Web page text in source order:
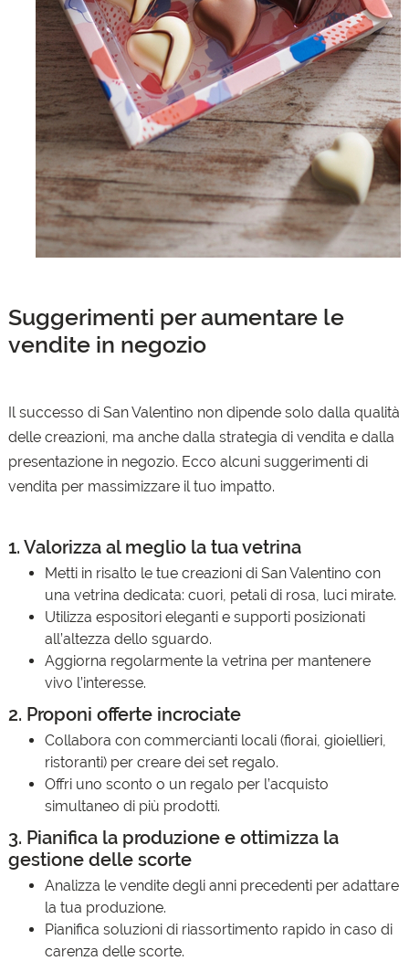
Suggerimenti per aumentare le
vendite in negozio
Il successo di San Valentino non dipende solo dalla qualità
delle creazioni, ma anche dalla strategia di vendita e dalla
presentazione in negozio. Ecco alcuni suggerimenti di
vendita per massimizzare il tuo impatto.
1. Valorizza al meglio la tua vetrina
Metti in risalto le tue creazioni di San Valentino con
una vetrina dedicata: cuori, petali di rosa, luci mirate.
Utilizza espositori eleganti e supporti posizionati
all’altezza dello sguardo.
Aggiorna regolarmente la vetrina per mantenere
vivo l’interesse.
2. Proponi offerte incrociate
Collabora con commercianti locali (fiorai, gioiellieri,
ristoranti) per creare dei set regalo.
Offri uno sconto o un regalo per l’acquisto
simultaneo di più prodotti.
3. Pianifica la produzione e ottimizza la
gestione delle scorte
Analizza le vendite degli anni precedenti per adattare
la tua produzione.
Pianifica soluzioni di riassortimento rapido in caso di
carenza delle scorte.